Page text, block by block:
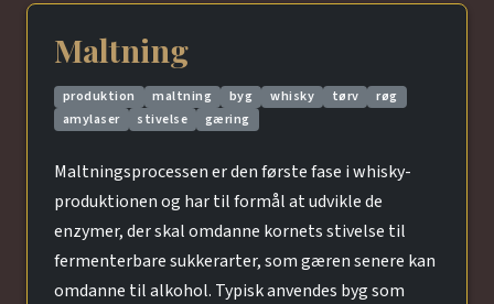
Maltning
produktion maltning byg whisky tørv
røg
amylaser
stivelse gæring
Maltningsprocessen er den første fase i whisky-
produktionen og har til formål at udvikle de
enzymer, der skal omdanne kornets stivelse til
fermenterbare sukkerarter, som gæren senere kan
omdanne til alkohol. Typisk anvendes byg som